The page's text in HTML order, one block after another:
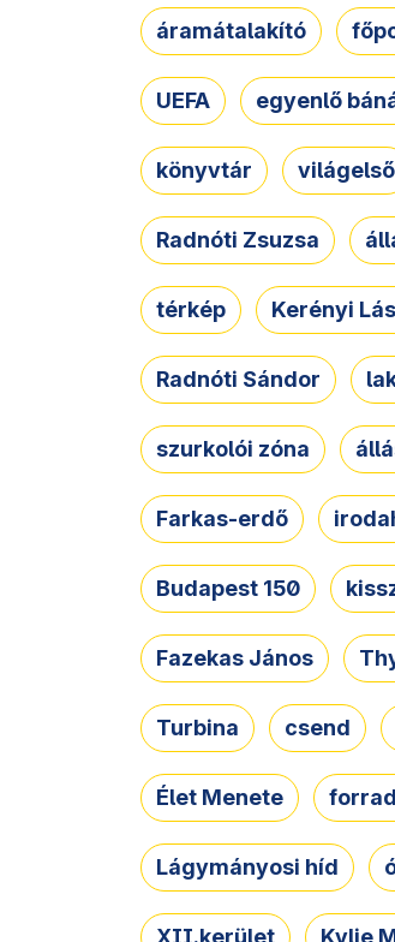
áramátalakító
UEFA egyenlő
könyvtár világelső
Radnóti Zsuzsa
térkép Kerényi
Radnóti Sándor
szurkolói zóna
Farkas-erdő
Budapest 150
Fazekas János
Turbina csend
Élet Menete
Lágymányosi híd
XII.kerület Kylie